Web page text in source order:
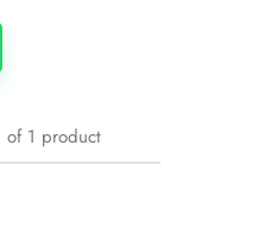
of 1 product